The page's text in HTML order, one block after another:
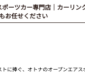
ーツカー専門店｜カーリン
お任せください
トに捧ぐ、オトナのオープンエア